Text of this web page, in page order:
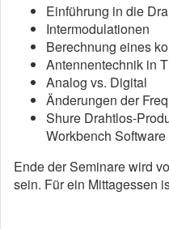
Einführung in die
Intermodulationen
Berechnung eines
Antennentechnik in
Analog vs. Digital
Änderungen der
Shure Drahtlos-
Workbench Software
Ende der Seminare wird
sein. Für ein Mittagessen